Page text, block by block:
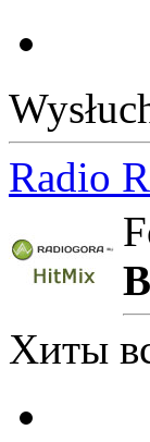
Radio
Хиты